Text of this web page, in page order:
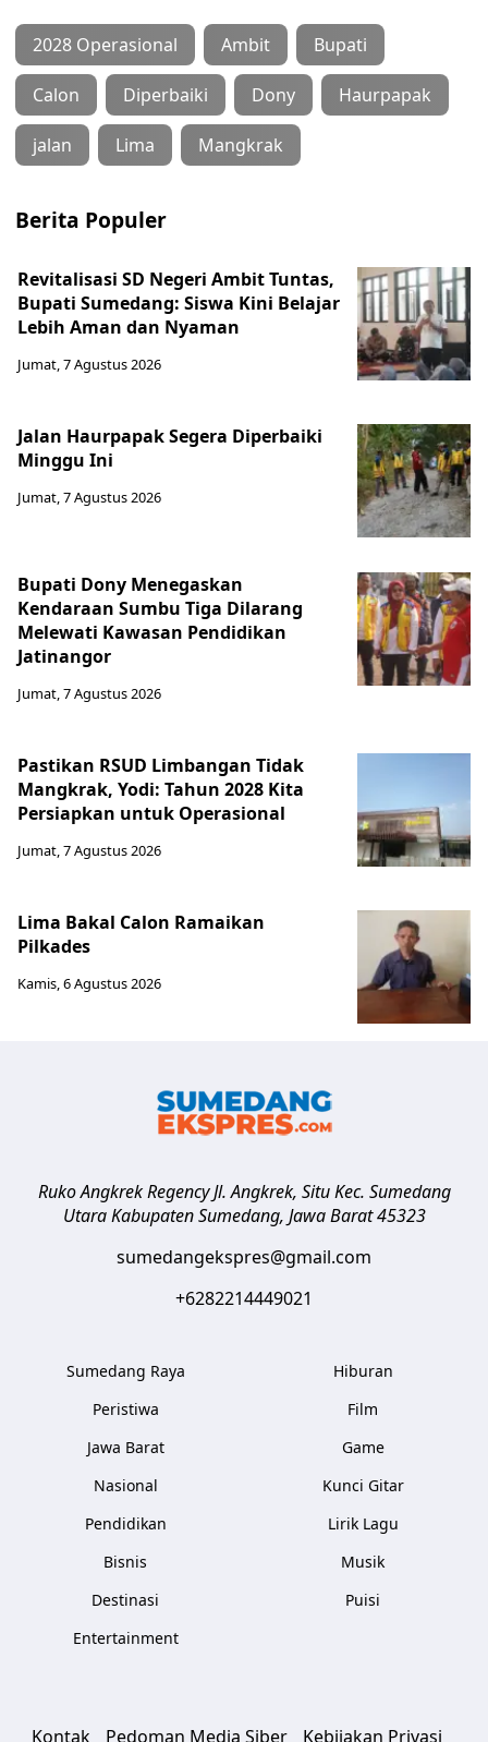
2028 Operasional Ambit Bupati
Calon Diperbaiki Dony Haurpapak
jalan Lima Mangkrak
Berita Populer
Revitalisasi SD Negeri Ambit Tuntas,
Bupati Sumedang: Siswa Kini Belajar
Lebih Aman dan Nyaman
Jumat, 7 Agustus 2026
Jalan Haurpapak Segera Diperbaiki
Minggu Ini
Jumat, 7 Agustus 2026
Bupati Dony Menegaskan
Kendaraan Sumbu Tiga Dilarang
Melewati Kawasan Pendidikan
Jatinangor
Jumat, 7 Agustus 2026
Pastikan RSUD Limbangan Tidak
Mangkrak, Yodi: Tahun 2028 Kita
Persiapkan untuk Operasional
Jumat, 7 Agustus 2026
Lima Bakal Calon Ramaikan
Pilkades
Kamis, 6 Agustus 2026
Ruko Angkrek Regency Jl. Angkrek, Situ Kec. Sumedang
Utara Kabupaten Sumedang, Jawa Barat 45323
sumedangekspres@gmail.com
+6282214449021
Sumedang Raya
Peristiwa
Jawa Barat
Nasional
Pendidikan
Bisnis
Destinasi
Entertainment
Hiburan
Film
Game
Kunci Gitar
Lirik Lagu
Musik
Puisi
Kontak Pedoman Media Siber Kebijakan Privasi